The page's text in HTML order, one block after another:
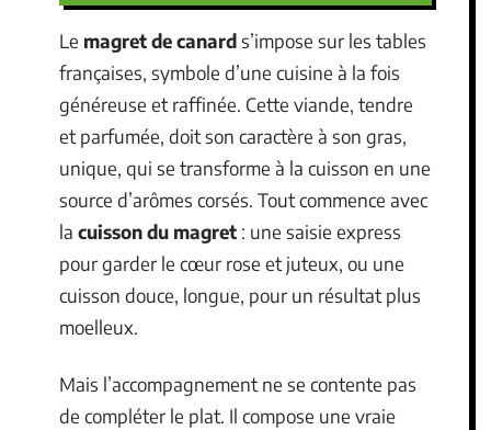
Le magret de canards’impose sur les tables
françaises, symbole d’une cuisine à la fois
généreuse et raffinée. Cette viande, tendre
et parfumée, doit son caractère à son gras,
unique, qui se transforme à la cuisson en une
source d’arômes corsés. Tout commence avec
la cuisson du magret : une saisie express
pour garder le cœur rose et juteux, ou une
cuisson douce, longue, pour un résultat plus
moelleux.
Mais l’accompagnement ne se contente pas
de compléter le plat. Il compose une vraie